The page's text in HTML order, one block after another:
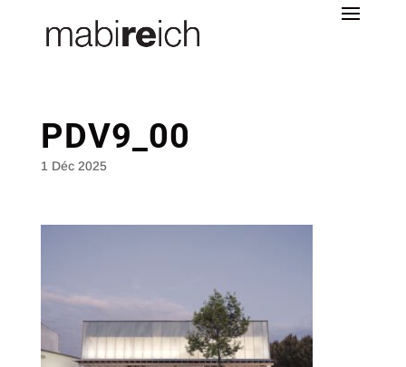
PDV9_00
1 Déc 2025